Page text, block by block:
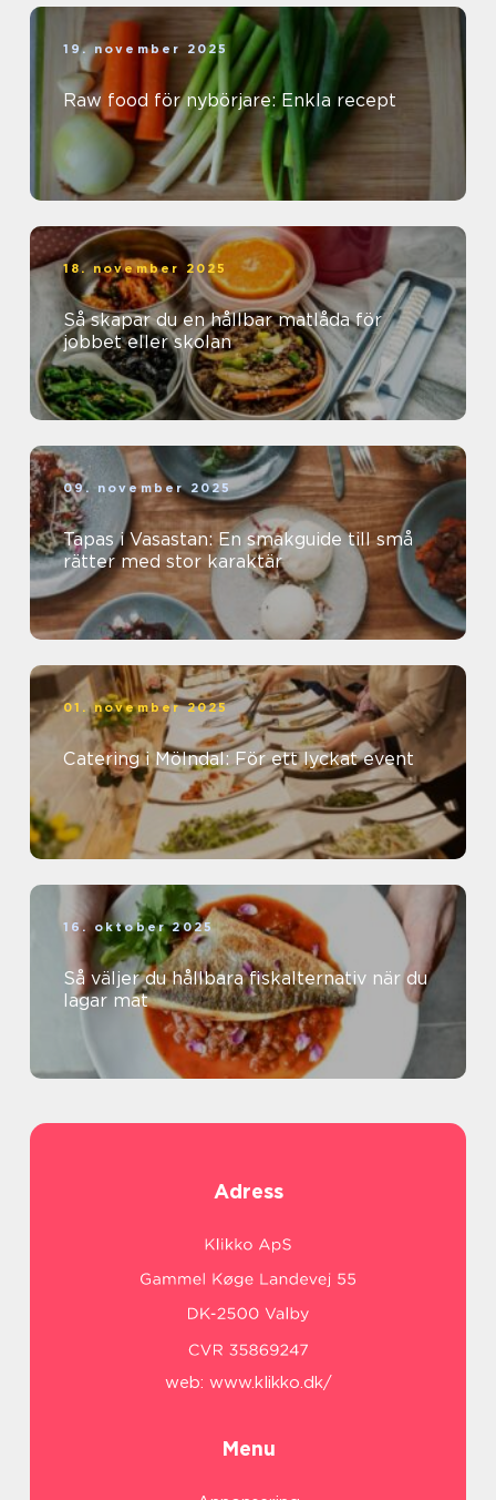
19. november 2025
Raw food för nybörjare: Enkla recept
18. november 2025
Så skapar du en hållbar matlåda för
jobbet eller skolan
09. november 2025
Tapas i Vasastan: En smakguide till små
rätter med stor karaktär
01. november 2025
Catering i Mölndal: För ett lyckat event
16. oktober 2025
Så väljer du hållbara fiskalternativ när du
lagar mat
Adress
web: www.klikko.dk/
Menu